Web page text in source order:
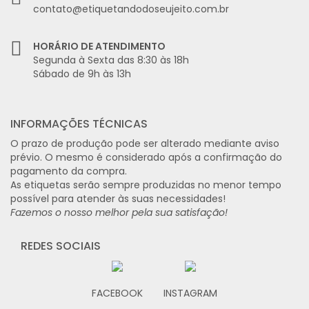
contato@etiquetandodoseujeito.com.br
HORÁRIO DE ATENDIMENTO
Segunda à Sexta das 8:30 às 18h
Sábado de 9h às 13h
INFORMAÇÕES TÉCNICAS
O prazo de produção pode ser alterado mediante aviso
prévio. O mesmo é considerado após a confirmação do
pagamento da compra.
As etiquetas serão sempre produzidas no menor tempo
possível para atender às suas necessidades!
Fazemos o nosso melhor pela sua satisfação!
REDES SOCIAIS
FACEBOOK INSTAGRAM